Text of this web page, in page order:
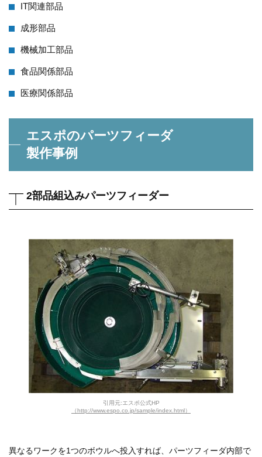
IT関連部品
成形部品
機械加工部品
食品関係部品
医療関係部品
エスポのパーツフィーダ
製作事例
2部品組込みパーツフィーダー
引用元:エスポ公式HP
（http://www.espo.co.jp/sample/index.html）
異なるワークを1つのボウルへ投入すれば、パーツフィーダ内部で